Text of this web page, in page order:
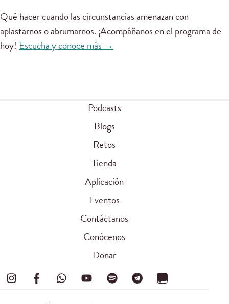
Qué hacer cuando las circunstancias amenazan con
aplastarnos o abrumarnos. ¡Acompáñanos en el programa de
hoy! Escucha y conoce más →
Podcasts
Blogs
Retos
Tienda
Aplicación
Eventos
Contáctanos
Conócenos
Donar